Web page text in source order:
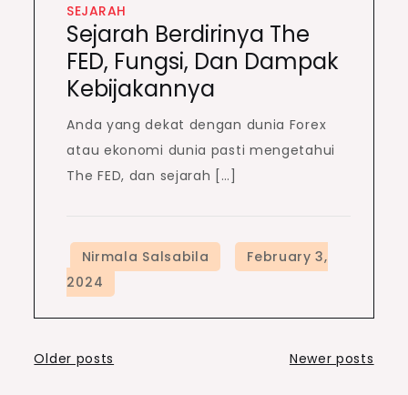
SEJARAH
Sejarah Berdirinya The
FED, Fungsi, Dan Dampak
Kebijakannya
Anda yang dekat dengan dunia Forex
atau ekonomi dunia pasti mengetahui
The FED, dan sejarah […]
Posts
Older posts Newer posts